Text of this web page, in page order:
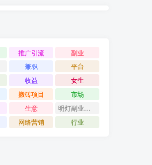
推广引流
副业
兼职
平台
收益
女生
搬砖项目
市场
生意
明灯副业千计
网络营销 行业